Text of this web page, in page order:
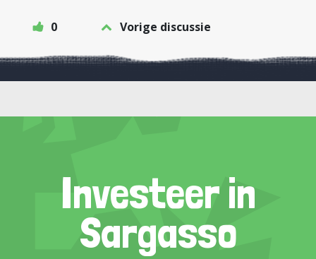
0 Vorige discussie
Investeer in
Sargasso